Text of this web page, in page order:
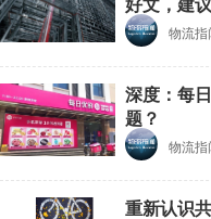
好文，建议
物流指
深度：每
题？
物流指
重新认识